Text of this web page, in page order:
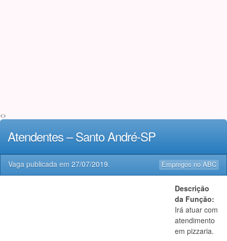
<>
Atendentes – Santo André-SP
Empregos no ABC
Vaga publicada em 27/07/2019.
Descrição
da Função:
Irá atuar com
atendimento
em pizzaria.